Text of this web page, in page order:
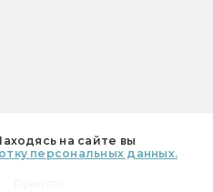
на сайте вы
персональных данных.